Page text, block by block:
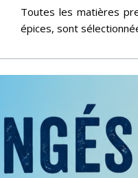
Toutes les matières
épices, sont